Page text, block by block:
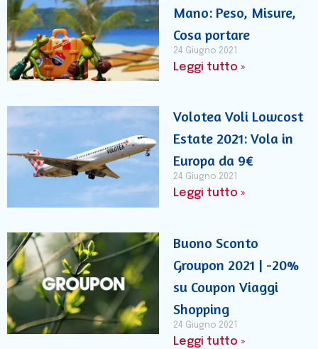
Mano: Peso, Misure,
Cosa portare
24 Giugno 2021
Leggi tutto »
Volotea Voli Lowcost
Estate 2021: Vola in
Europa da 9€
24 Giugno 2021
Leggi tutto »
Buono Sconto
Groupon 2021 | -20%
su Coupon Viaggi
Shopping
24 Giugno 2021
Leggi tutto »